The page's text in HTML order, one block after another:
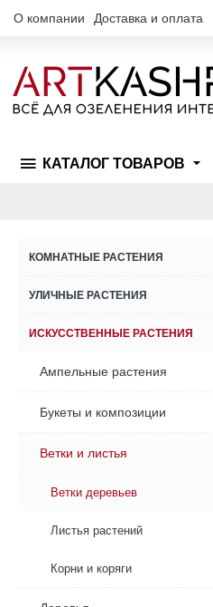
О компании Доставка и оплата
КАТАЛОГ ТОВАРОВ
КОМНАТНЫЕ РАСТЕНИЯ
УЛИЧНЫЕ РАСТЕНИЯ
ИСКУССТВЕННЫЕ РАСТЕНИЯ
Ампельные растения
Букеты и композиции
Ветки и листья
Ветки деревьев
Листья растений
Корни и коряги